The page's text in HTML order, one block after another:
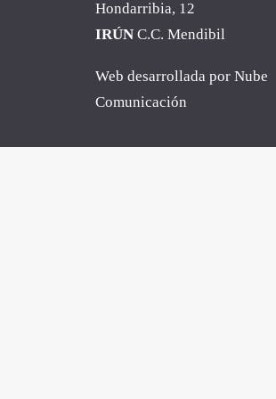
Hondarribia, 12
IRÚN C.C. Mendibil
Web desarrollada por Nube
Comunicación